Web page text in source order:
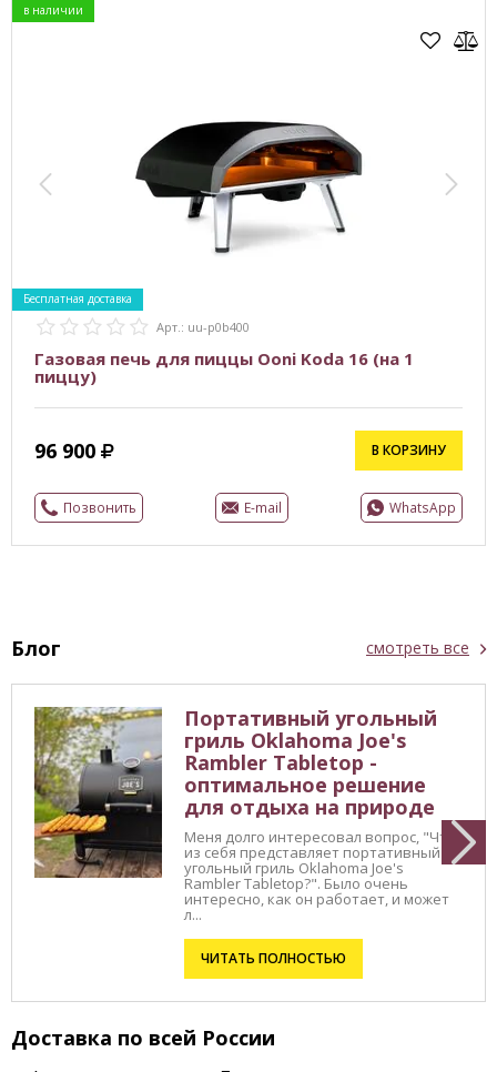
Бесплатная доставка
в наличии
Арт.: uu-p0b400
Газовая печь для пиццы Ooni Koda 16 (на 1
пиццу)
96 900 В КОРЗИНУ
Позвонить E-mail WhatsApp
Блог смотреть все
Портативный угольный
гриль Oklahoma Joe's
Rambler Tabletop -
оптимальное решение
для отдыха на природе
Меня долго интересовал вопрос, "Что
из себя представляет портативный
угольный гриль Oklahoma Joe's
Rambler Tabletop?". Было очень
интересно, как он работает, и может
л...
ЧИТАТЬ ПОЛНОСТЬЮ
Доставка по всей России